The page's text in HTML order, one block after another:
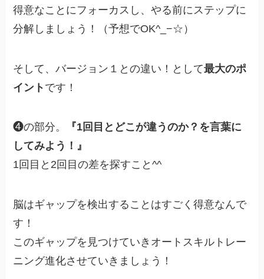
得意なことにフォーカスし、やる前にステップに
分解しましょう！（予想でOK^_−☆）
そして、バージョン１との違い！として最大のポ
イント です！
❹の部分。 『1回目とどこが違うのか？を言葉に
してみよう！』
1回目と2回目の差を探すこと^^
脳はギャップを検出することはすごく得意なんで
す！
このギャップを見つけていきオートスキルトレー
ニング進化させていきましょう！